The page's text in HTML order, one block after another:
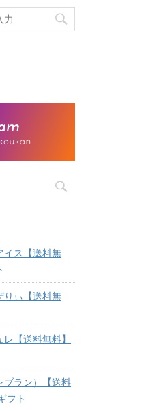
ス【送料無
ぃ【送料無
【送料無料】
ラン）【送料
フト